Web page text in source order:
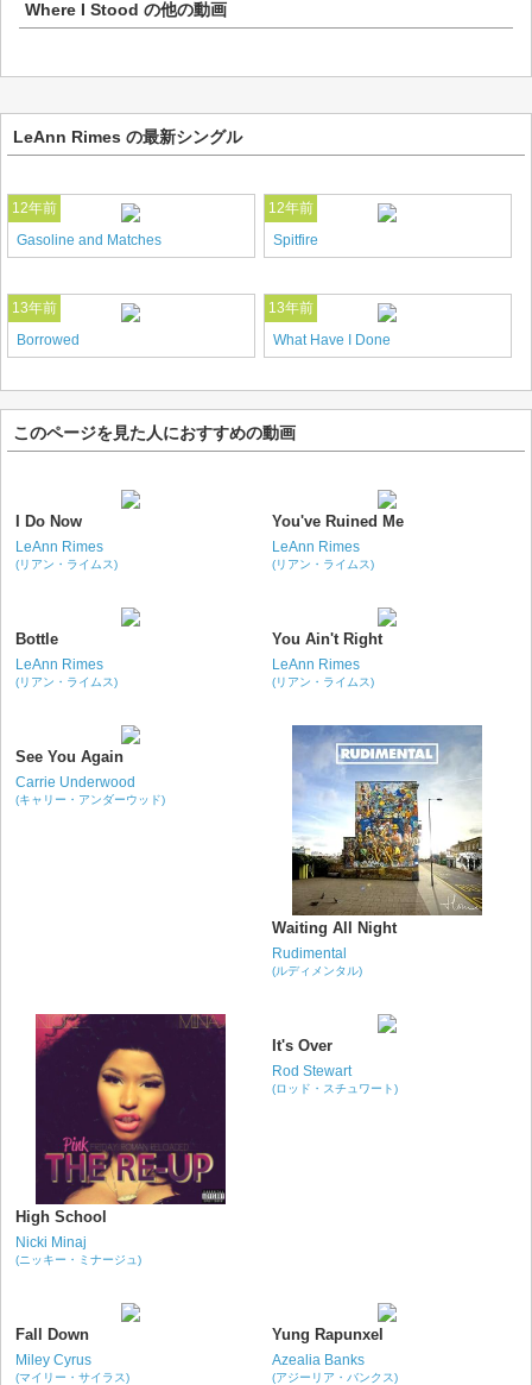
Where I Stood の他の動画
LeAnn Rimes の最新シングル
12年前
Gasoline and Matches
12年前
Spitfire
13年前
Borrowed
13年前
What Have I Done
このページを見た人におすすめの動画
I Do Now
LeAnn Rimes
(リアン・ライムス)
You've Ruined Me
LeAnn Rimes
(リアン・ライムス)
Bottle
LeAnn Rimes
(リアン・ライムス)
You Ain't Right
LeAnn Rimes
(リアン・ライムス)
See You Again
Carrie Underwood
(キャリー・アンダーウッド)
Waiting All Night
Rudimental
(ルディメンタル)
High School
Nicki Minaj
(ニッキー・ミナージュ)
It's Over
Rod Stewart
(ロッド・スチュワート)
Fall Down
Miley Cyrus
(マイリー・サイラス)
Yung Rapunxel
Azealia Banks
(アジーリア・バンクス)